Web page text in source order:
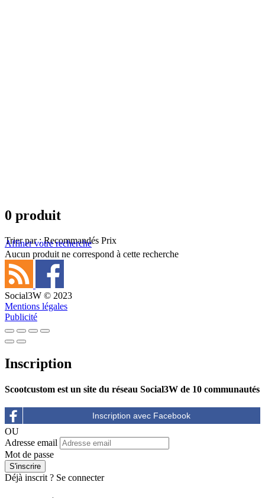
0 produit
Trier par : Recommandés Prix
Affiner votre recherche
Aucun produit ne correspond à cette recherche
Social3W © 2023
Mentions légales
Publicité
Inscription
Scootcustom est un site du réseau Social3W de 10 communautés
OU
Adresse email
Mot de passe
Déjà inscrit ? Se connecter